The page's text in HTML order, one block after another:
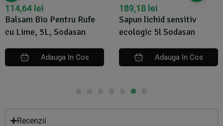
Balsam Bio Pentru Rufe
cu Lime, 5L, Sodasan
114,64 lei
Adauga In Cos
Sapun lichid sensitiv
ecologic 5l Sodasan
189,18 lei
Adauga In Cos
Recenzii